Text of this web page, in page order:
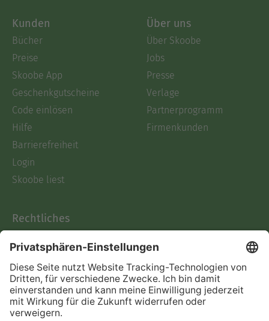
Kunden
Bücher
Preise
Skoobe App
Geschenkgutscheine
Code einlösen
Hilfe
Barrierefreiheit
Login
Skoobe liest
Über uns
Über Skoobe
Jobs
Presse
Verlage
Partnerprogramm
Firmenkunden
Rechtliches
AGB
Informationen nach Data
Act
Verträge hier kündigen